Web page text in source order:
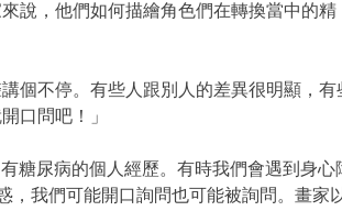
說，他們如何描繪角色們在轉換當中的精
個不停。有些人跟別人的差異很明顯，有
口問吧！」
糖尿病的個人經歷。有時我們會遇到身心
，我們可能開口詢問也可能被詢問。畫家